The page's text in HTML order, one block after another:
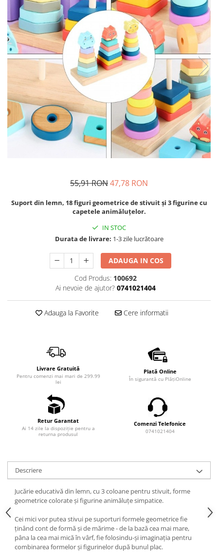
Usborne
55,91 RON47,78 RON
Suport din lemn, 18 figuri geometrice de stivuit şi 3 figurine cu
capetele animăluţelor.
IN STOC
Durata de livrare: 1-3 zile lucrătoare
ADAUGA IN COS
Cod Produs: 100692
Ai nevoie de ajutor? 0741021404
Adauga la Favorite Cere informatii
Livrare Gratuită
Pentru comenzi mai mari de 299.99
lei
Plată Online
În sigurantă cu PlățiOnline
Retur Garantat
Ai 14 zile la dispoziție pentru a
returna produsul
Comenzi Telefonice
0741021404
Descriere
Jucărie educativă din lemn, cu 3 coloane pentru stivuit, forme
geometrice colorate şi figurine animăluţe simpatice.
Cei mici vor putea stivui pe suporturi formele geometrice fie
ţinând cont de formă şi de mărime - de la bază cea mai mare,
pâna la cea mai mică în vârf, fie folosindu-şi imaginaţia pentru
combinarea formelor şi figurinelor după bunul plac.